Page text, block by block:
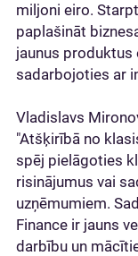
miljoni eiro.
paplašināt
jaunus produktus
sadarbojoties ar
Vladislavs
"Atšķirībā no
spēj pielāgoties
risinājumus vai
uzņēmumiem.
Finance ir jauns
darbību un